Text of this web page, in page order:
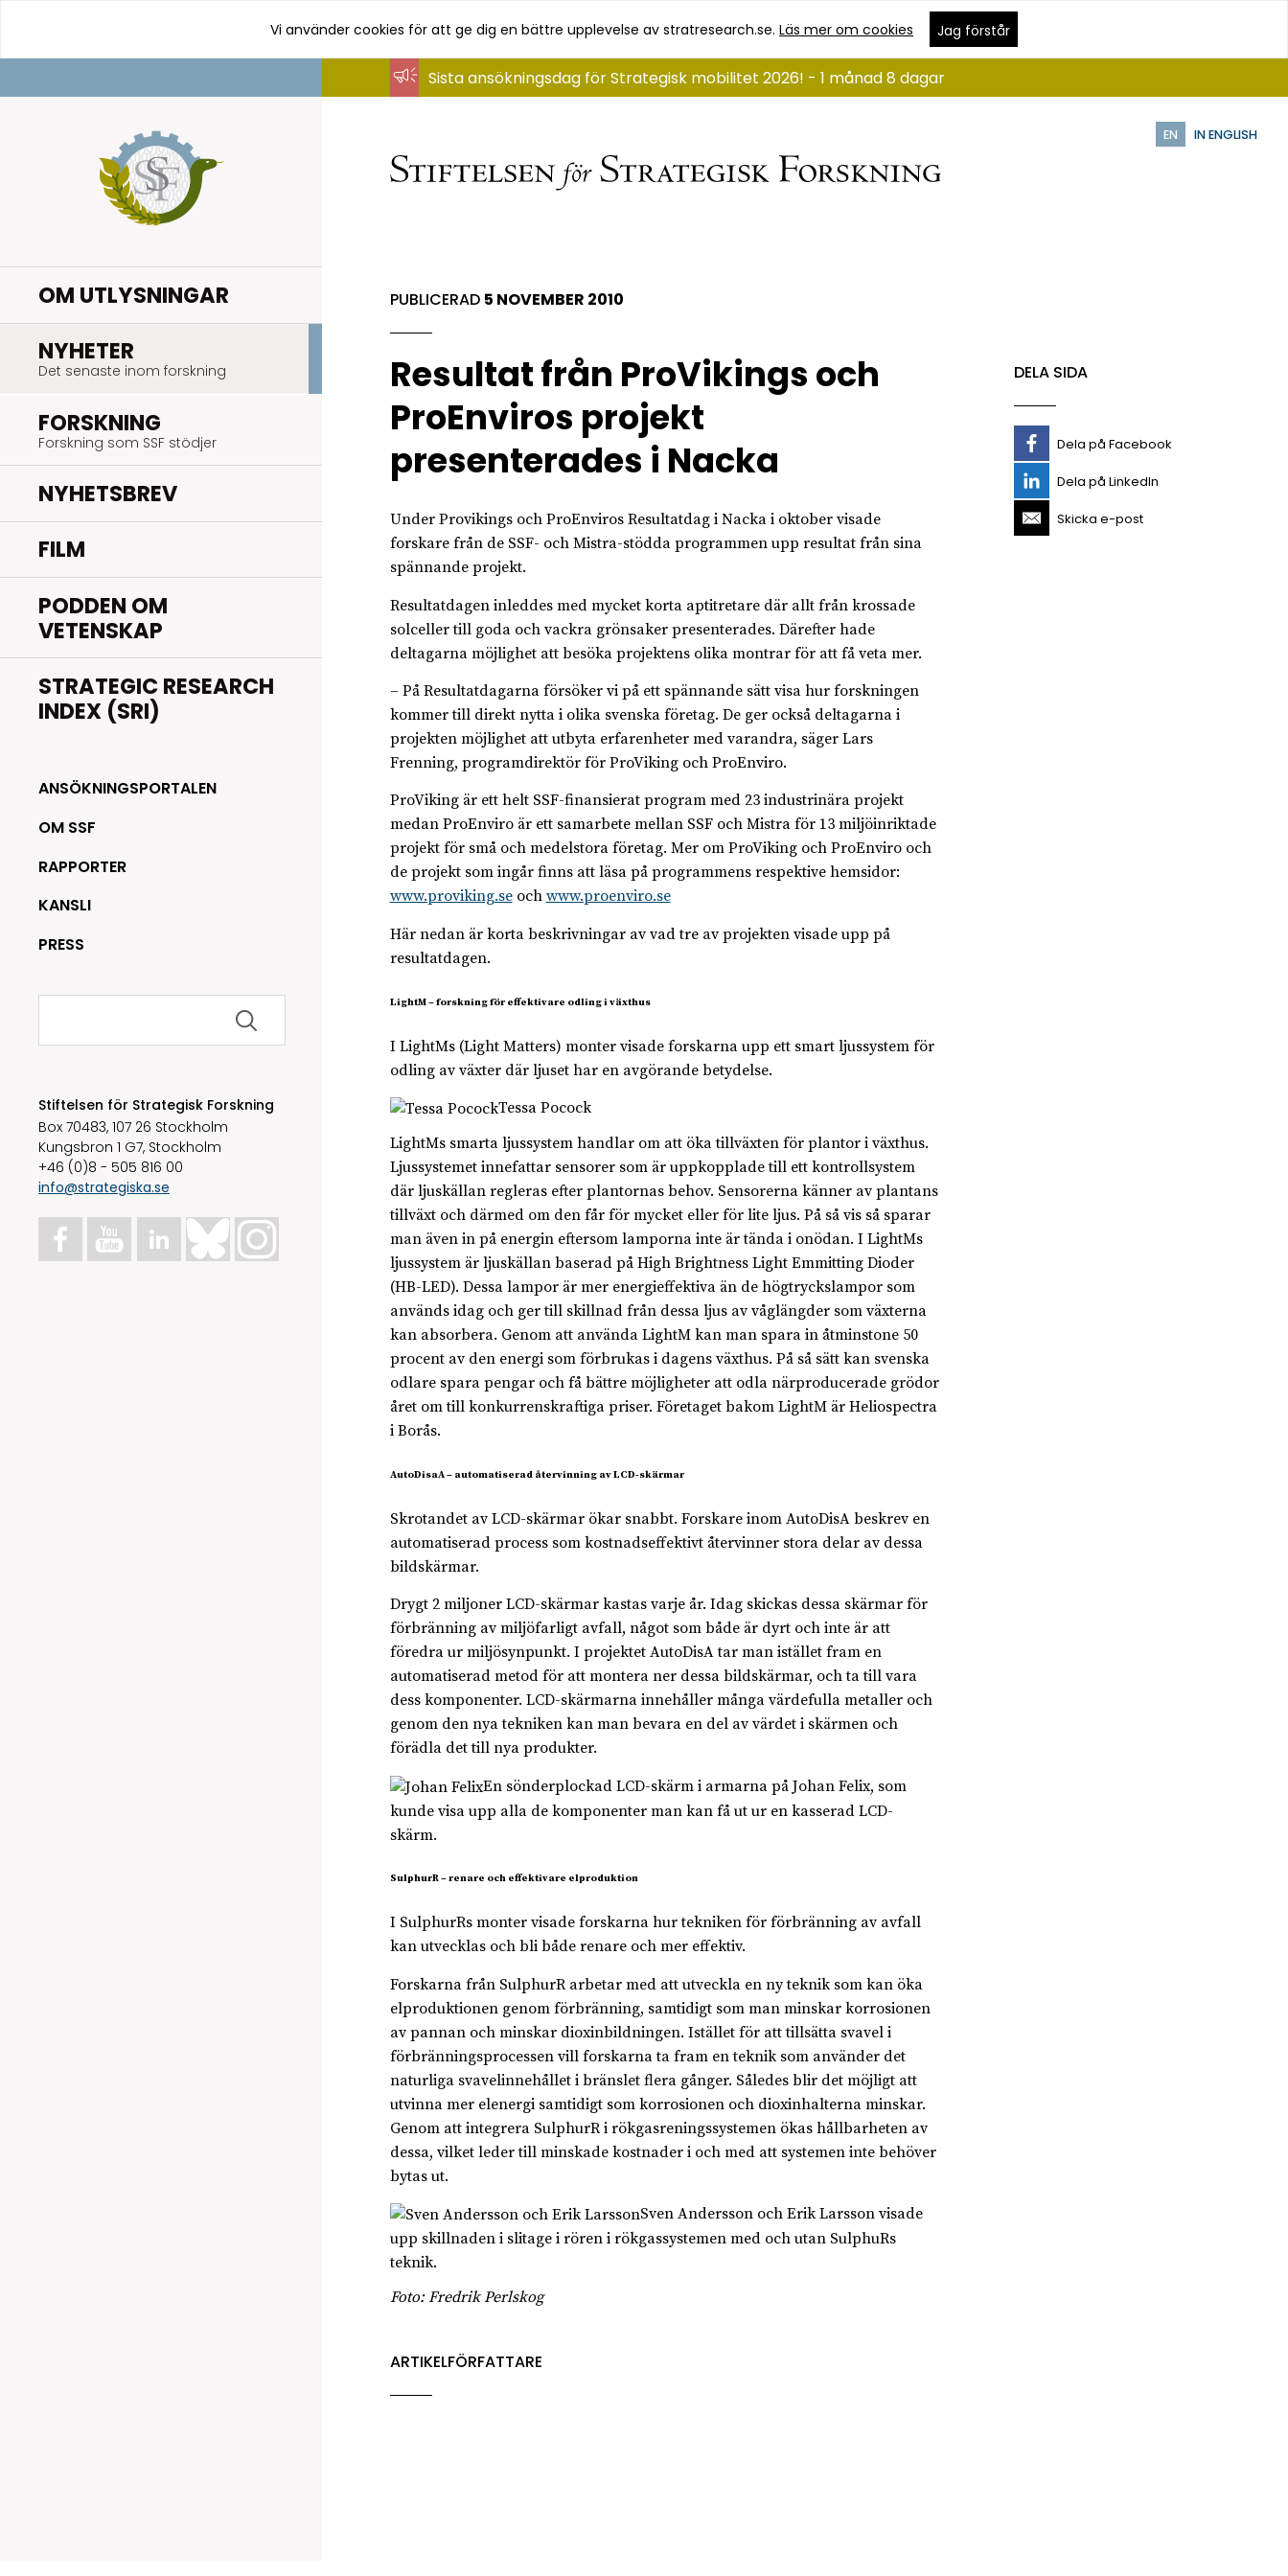
innehåll
Vi använder cookies för att ge dig en bättre upplevelse av stratresearch.se.Läs mer om cookies Jag förstår
EN IN ENGLISH
OM UTLYSNINGAR
NYHETER
Det senaste inom forskning
FORSKNING
Forskning som SSF stödjer
NYHETSBREV
FILM
PODDEN OM
VETENSKAP
STRATEGIC RESEARCH
INDEX (SRI)
ANSÖKNINGSPORTALEN
OM SSF
RAPPORTER
KANSLI
PRESS
Sök
Stiftelsen för Strategisk Forskning
Box 70483, 107 26 Stockholm
Kungsbron 1 G7, Stockholm
+46 (0)8 - 505 816 00
info@strategiska.se
Sista ansökningsdag för Strategisk mobilitet 2026! - 1 månad 8 dagar
PUBLICERAD 5 NOVEMBER 2010
Resultat från ProVikings och
ProEnviros projekt
presenterades i Nacka
Under Provikings och ProEnviros Resultatdag i Nacka i oktober visade
forskare från de SSF- och Mistra-stödda programmen upp resultat från sina
spännande projekt.
Resultatdagen inleddes med mycket korta aptitretare där allt från krossade
solceller till goda och vackra grönsaker presenterades. Därefter hade
deltagarna möjlighet att besöka projektens olika montrar för att få veta mer.
– På Resultatdagarna försöker vi på ett spännande sätt visa hur forskningen
kommer till direkt nytta i olika svenska företag. De ger också deltagarna i
projekten möjlighet att utbyta erfarenheter med varandra, säger Lars
Frenning, programdirektör för ProViking och ProEnviro.
ProViking är ett helt SSF-finansierat program med 23 industrinära projekt
medan ProEnviro är ett samarbete mellan SSF och Mistra för 13 miljöinriktade
projekt för små och medelstora företag. Mer om ProViking och ProEnviro och
de projekt som ingår finns att läsa på programmens respektive hemsidor:
www.proviking.seoch www.proenviro.se
Här nedan är korta beskrivningar av vad tre av projekten visade upp på
resultatdagen.
LightM – forskning för effektivare odling i växthus
I LightMs (Light Matters) monter visade forskarna upp ett smart ljussystem för
odling av växter där ljuset har en avgörande betydelse.
Tessa Pocock
LightMs smarta ljussystem handlar om att öka tillväxten för plantor i växthus.
Ljussystemet innefattar sensorer som är uppkopplade till ett kontrollsystem
där ljuskällan regleras efter plantornas behov. Sensorerna känner av plantans
tillväxt och därmed om den får för mycket eller för lite ljus. På så vis så sparar
man även in på energin eftersom lamporna inte är tända i onödan. I LightMs
ljussystem är ljuskällan baserad på High Brightness Light Emmitting Dioder
(HB-LED). Dessa lampor är mer energieffektiva än de högtryckslampor som
används idag och ger till skillnad från dessa ljus av våglängder som växterna
kan absorbera. Genom att använda LightM kan man spara in åtminstone 50
procent av den energi som förbrukas i dagens växthus. På så sätt kan svenska
odlare spara pengar och få bättre möjligheter att odla närproducerade grödor
året om till konkurrenskraftiga priser. Företaget bakom LightM är Heliospectra
i Borås.
AutoDisaA – automatiserad återvinning av LCD-skärmar
Skrotandet av LCD-skärmar ökar snabbt. Forskare inom AutoDisA beskrev en
automatiserad process som kostnadseffektivt återvinner stora delar av dessa
bildskärmar.
Drygt 2 miljoner LCD-skärmar kastas varje år. Idag skickas dessa skärmar för
förbränning av miljöfarligt avfall, något som både är dyrt och inte är att
föredra ur miljösynpunkt. I projektet AutoDisA tar man istället fram en
automatiserad metod för att montera ner dessa bildskärmar, och ta till vara
dess komponenter. LCD-skärmarna innehåller många värdefulla metaller och
genom den nya tekniken kan man bevara en del av värdet i skärmen och
förädla det till nya produkter.
En sönderplockad LCD-skärm i armarna på Johan Felix, som
kunde visa upp alla de komponenter man kan få ut ur en kasserad LCD-
skärm.
SulphurR – renare och effektivare elproduktion
I SulphurRs monter visade forskarna hur tekniken för förbränning av avfall
kan utvecklas och bli både renare och mer effektiv.
Forskarna från SulphurR arbetar med att utveckla en ny teknik som kan öka
elproduktionen genom förbränning, samtidigt som man minskar korrosionen
av pannan och minskar dioxinbildningen. Istället för att tillsätta svavel i
förbränningsprocessen vill forskarna ta fram en teknik som använder det
naturliga svavelinnehållet i bränslet flera gånger. Således blir det möjligt att
utvinna mer elenergi samtidigt som korrosionen och dioxinhalterna minskar.
Genom att integrera SulphurR i rökgasreningssystemen ökas hållbarheten av
dessa, vilket leder till minskade kostnader i och med att systemen inte behöver
bytas ut.
Sven Andersson och Erik Larsson visade
upp skillnaden i slitage i rören i rökgassystemen med och utan SulphuRs
teknik.
Foto: Fredrik Perlskog
ARTIKELFÖRFATTARE
DELA SIDA
Dela på Facebook
Dela på LinkedIn
Skicka e-post